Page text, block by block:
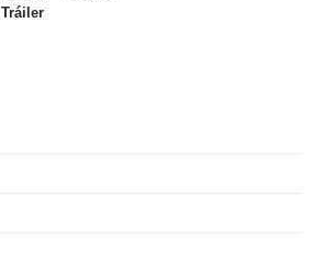
Tráiler